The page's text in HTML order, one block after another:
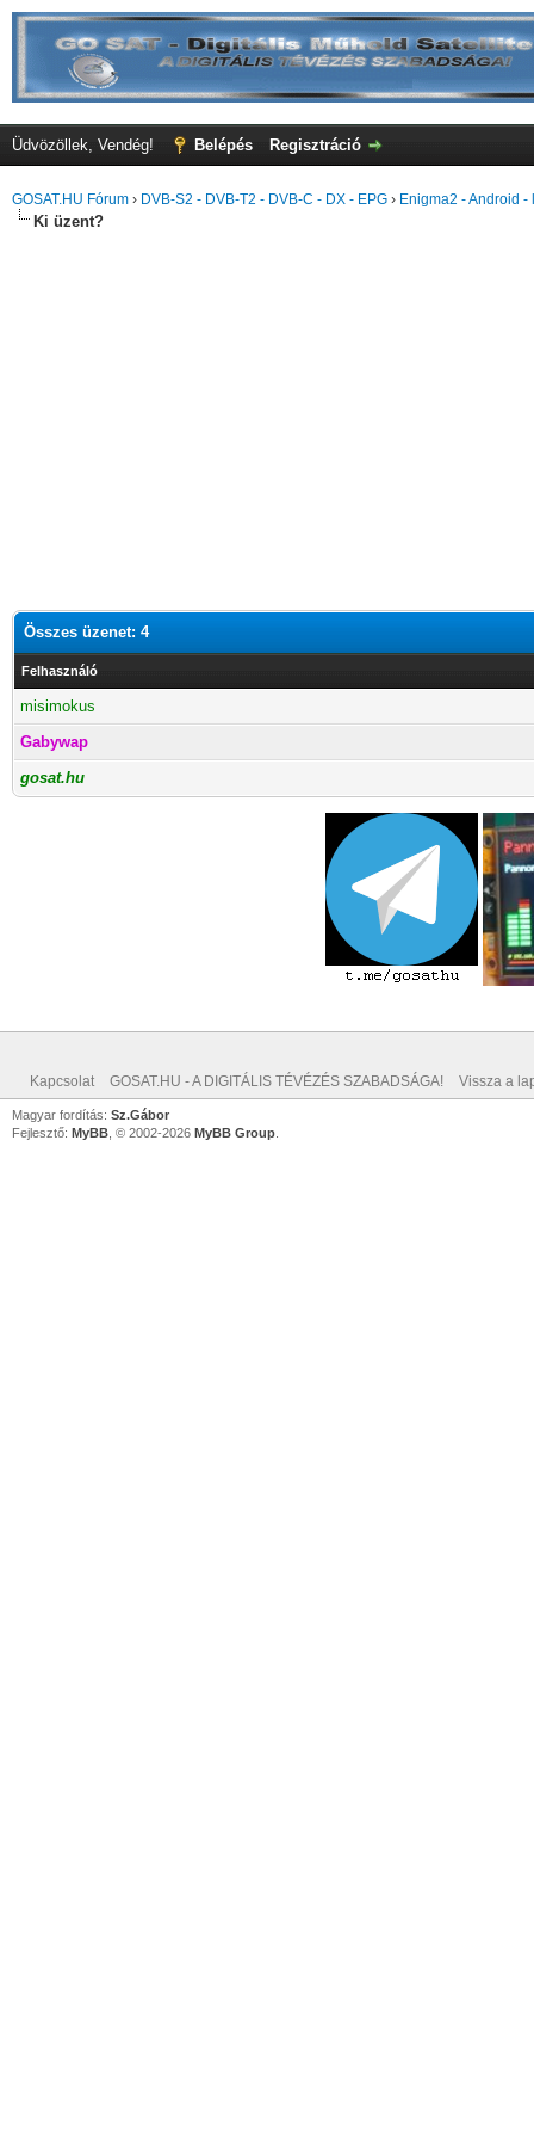
Üdvözöllek, Vendég! Belépés Regisztráció
GOSAT.HU Fórum › DVB-S2 - DVB-T2 - DVB-C - DX - EPG › Enigma2 - Android
Ki üzent?
Összes üzenet: 4
Felhasználó
misimokus
Gabywap
gosat.hu
Kapcsolat GOSAT.HU - A DIGITÁLIS TÉVÉZÉS SZABADSÁGA! Vissza a
Magyar fordítás: Sz.Gábor
Fejlesztő: MyBB , © 2002-2026 MyBB Group